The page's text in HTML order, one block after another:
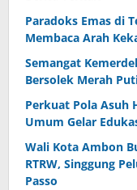
Paradoks Emas di
Membaca Arah
Semangat
Bersolek Merah
Perkuat Pola Asuh
Umum Gelar
Wali Kota Ambon
RTRW, Singgung
Passo